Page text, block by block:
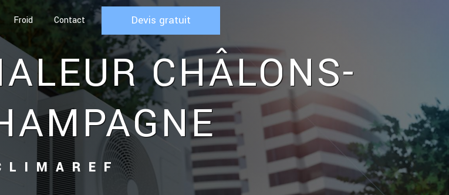
Froid Contact Devis gratuit
CLIMAREF